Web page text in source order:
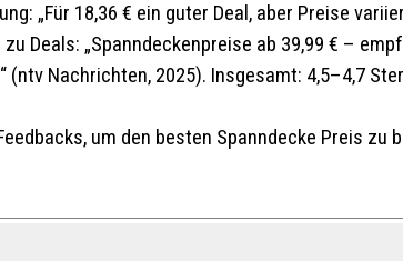
„Für 18,36 € ein guter Deal, aber Preise
Deals: „Spanndeckenpreise ab 39,99 € –
(ntv Nachrichten, 2025). Insgesamt: 4,5–4,7
um den besten Spanndecke Preis